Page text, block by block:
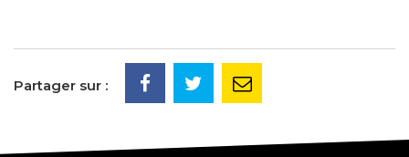
Partager sur :